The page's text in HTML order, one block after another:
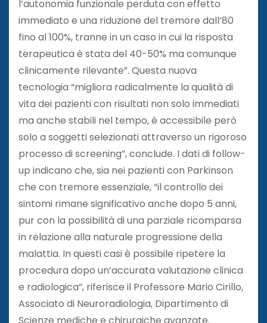
l’autonomia funzionale perduta con effetto
immediato e una riduzione del tremore dall’80
fino al 100%, tranne in un caso in cui la risposta
terapeutica è stata del 40-50% ma comunque
clinicamente rilevante”. Questa nuova
tecnologia “migliora radicalmente la qualità di
vita dei pazienti con risultati non solo immediati
ma anche stabili nel tempo, è accessibile però
solo a soggetti selezionati attraverso un rigoroso
processo di screening”, conclude. I dati di follow-
up indicano che, sia nei pazienti con Parkinson
che con tremore essenziale, “il controllo dei
sintomi rimane significativo anche dopo 5 anni,
pur con la possibilità di una parziale ricomparsa
in relazione alla naturale progressione della
malattia. In questi casi è possibile ripetere la
procedura dopo un’accurata valutazione clinica
e radiologica”, riferisce il Professore Mario Cirillo,
Associato di Neuroradiologia, Dipartimento di
Scienze mediche e chirurgiche avanzate.